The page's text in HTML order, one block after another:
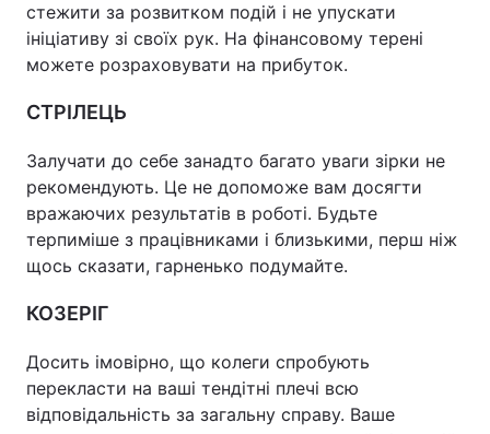
стежити за розвитком подій і не упускати
ініціативу зі своїх рук. На фінансовому терені
можете розраховувати на прибуток.
СТРІЛЕЦЬ
Залучати до себе занадто багато уваги зірки не
рекомендують. Це не допоможе вам досягти
вражаючих результатів в роботі. Будьте
терпиміше з працівниками і близькими, перш ніж
щось сказати, гарненько подумайте.
КОЗЕРІГ
Досить імовірно, що колеги спробують
перекласти на ваші тендітні плечі всю
відповідальність за загальну справу. Ваше